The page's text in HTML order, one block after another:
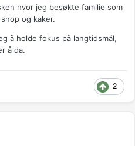
hvor jeg besøkte familie som
og kaker.
å holde fokus på langtidsmål,
å da.
2